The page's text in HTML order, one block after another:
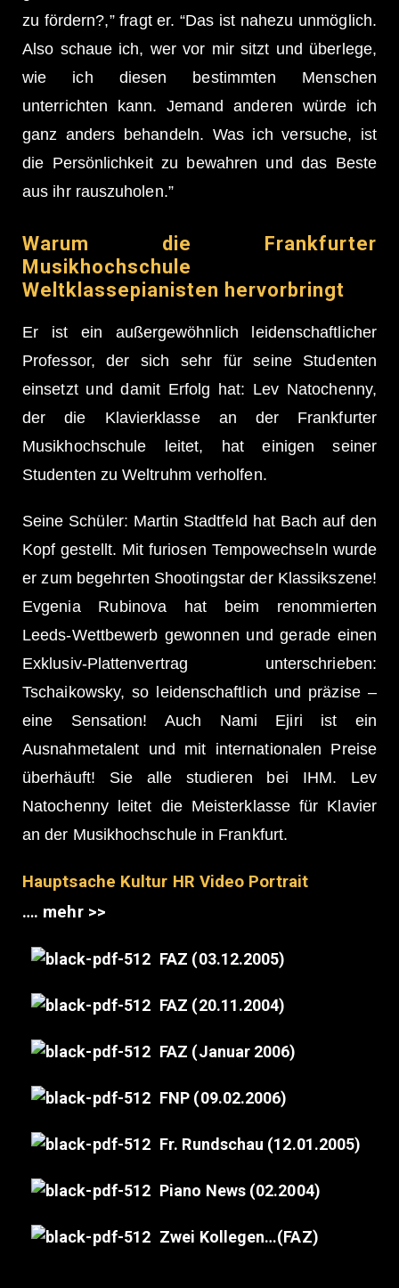
zu fördern?,” fragt er. “Das ist nahezu unmöglich.
Also schaue ich, wer vor mir sitzt und überlege,
wie ich diesen bestimmten Menschen
unterrichten kann. Jemand anderen würde ich
ganz anders behandeln. Was ich versuche, ist
die Persönlichkeit zu bewahren und das Beste
aus ihr rauszuholen.”
Warum die Frankfurter
Musikhochschule
Weltklassepianisten hervorbringt
Er ist ein außergewöhnlich leidenschaftlicher
Professor, der sich sehr für seine Studenten
einsetzt und damit Erfolg hat: Lev Natochenny,
der die Klavierklasse an der Frankfurter
Musikhochschule leitet, hat einigen seiner
Studenten zu Weltruhm verholfen.
Seine Schüler: Martin Stadtfeld hat Bach auf den
Kopf gestellt. Mit furiosen Tempowechseln wurde
er zum begehrten Shootingstar der Klassikszene!
Evgenia Rubinova hat beim renommierten
Leeds-Wettbewerb gewonnen und gerade einen
Exklusiv-Plattenvertrag unterschrieben:
Tschaikowsky, so leidenschaftlich und präzise –
eine Sensation! Auch Nami Ejiri ist ein
Ausnahmetalent und mit internationalen Preise
überhäuft! Sie alle studieren bei IHM. Lev
Natochenny leitet die Meisterklasse für Klavier
an der Musikhochschule in Frankfurt.
Hauptsache Kultur HR Video Portrait
…. mehr >>
FAZ (03.12.2005)
FAZ (20.11.2004)
FAZ (Januar 2006)
FNP (09.02.2006)
Fr. Rundschau (12.01.2005)
Piano News (02.2004)
Zwei Kollegen…(FAZ)